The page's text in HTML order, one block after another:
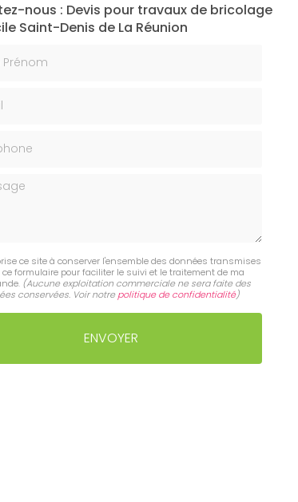
nous : Devis pour travaux de bricolage
Saint-Denis de La Réunion
ce site à conserver l'ensemble des données transmises
formulaire pour faciliter le suivi et le traitement de ma
(Aucune exploitation commerciale ne sera faite des
conservées. Voir notre politique de confidentialité)